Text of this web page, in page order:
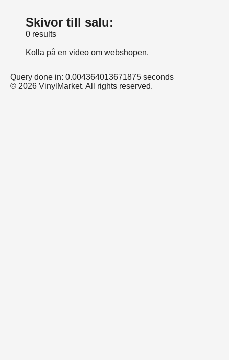
Skivor till salu:
0 results
Kolla på en video om webshopen.
Query done in: 0.004364013671875 seconds
© 2026 VinylMarket. All rights reserved.